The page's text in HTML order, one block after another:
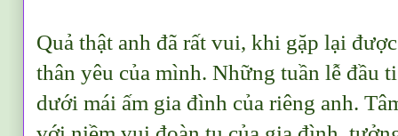
Quả thật anh đã rất vui, khi gặp lại
thân yêu của mình. Những tuần lễ đầu
dưới mái ấm gia đình của riêng anh.